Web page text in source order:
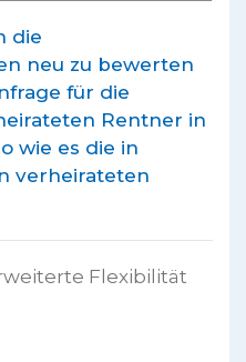
die
neu zu bewerten
für die
Rentner in
wie es die in
verheirateten
Flexibilität